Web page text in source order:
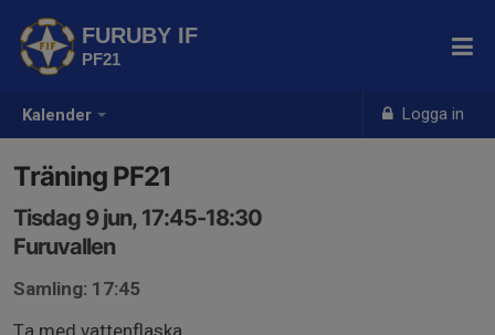
Kalender Logga in
FURUBY IF
PF21
Träning PF21
Tisdag 9 jun, 17:45-18:30
Furuvallen
Samling: 17:45
Ta med vattenflaska